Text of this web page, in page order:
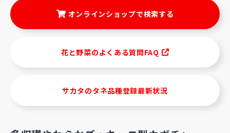
オンラインショップで検索する
花と野菜のよくある質問FAQ
サカタのタネ品種登録最新状況